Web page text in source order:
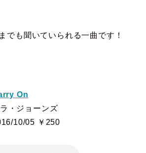
でも聞いていられる一曲です！
On
ラ・ジョーンズ
10/05 ￥250